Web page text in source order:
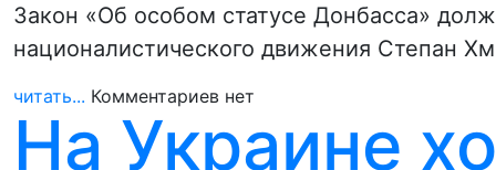
Закон «Об особом статусе Донбасса»
националистического движения Степан
читать... Комментариев нет
На Украине